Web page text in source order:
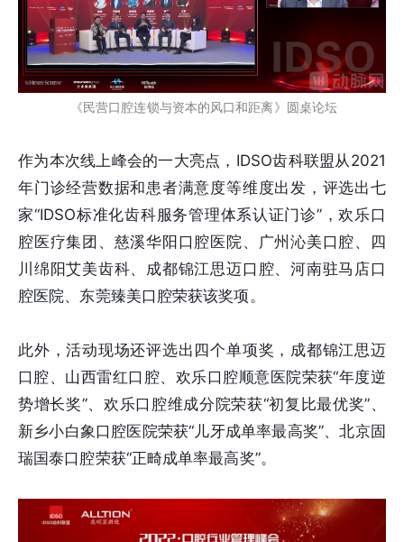
《民营口腔连锁与资本的风口和距离》圆桌论坛
作为本次线上峰会的一大亮点，IDSO齿科联盟从2021
年门诊经营数据和患者满意度等维度出发，评选出七
家“IDSO标准化齿科服务管理体系认证门诊”，欢乐口
腔医疗集团、慈溪华阳口腔医院、广州沁美口腔、四
川绵阳艾美齿科、成都锦江思迈口腔、河南驻马店口
腔医院、东莞臻美口腔荣获该奖项。
此外，活动现场还评选出四个单项奖，成都锦江思迈
口腔、山西雷红口腔、欢乐口腔顺意医院荣获“年度逆
势增长奖”、欢乐口腔维成分院荣获“初复比最优奖”、
新乡小白象口腔医院荣获“儿牙成单率最高奖”、北京固
瑞国泰口腔荣获“正畸成单率最高奖”。